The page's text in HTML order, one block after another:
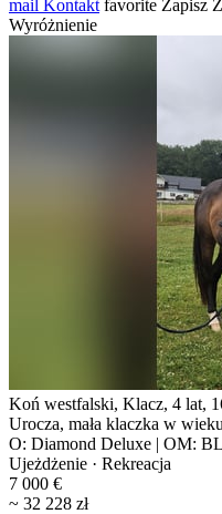
mail Kontakt favorite Zapisz
Wyróżnienie
Koń westfalski, Klacz, 4 lat,
Urocza, mała klaczka w
O: Diamond Deluxe | OM:
Ujeżdżenie · Rekreacja
7 000 €
~ 32 228 zł